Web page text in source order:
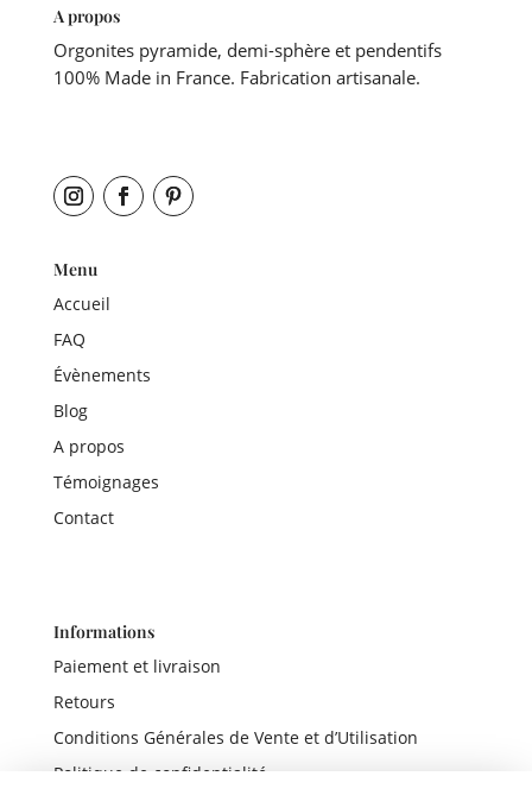
A propos
Orgonites pyramide, demi-sphère et pendentifs
100% Made in France. Fabrication artisanale.
Menu
Accueil
FAQ
Évènements
Blog
A propos
Témoignages
Contact
Informations
Paiement et livraison
Retours
Conditions Générales de Vente et d’Utilisation
Politique de confidentialité